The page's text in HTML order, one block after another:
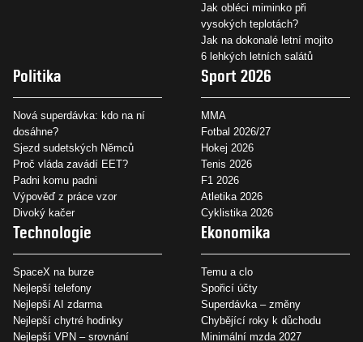
Jak obléci miminko při
vysokých teplotách?
Jak na dokonalé letní mojito
6 lehkých letních salátů
Politika
Nová superdávka: kdo na ní
dosáhne?
Sjezd sudetských Němců
Proč vláda zavádí EET?
Padni komu padni
Výpověď z práce vzor
Divoký kačer
Sport 2026
MMA
Fotbal 2026/27
Hokej 2026
Tenis 2026
F1 2026
Atletika 2026
Cyklistika 2026
Technologie
SpaceX na burze
Nejlepší telefony
Nejlepší AI zdarma
Nejlepší chytré hodinky
Nejlepší VPN – srovnání
Ekonomika
Temu a clo
Spořicí účty
Superdávka – změny
Chybějící roky k důchodu
Minimální mzda 2027